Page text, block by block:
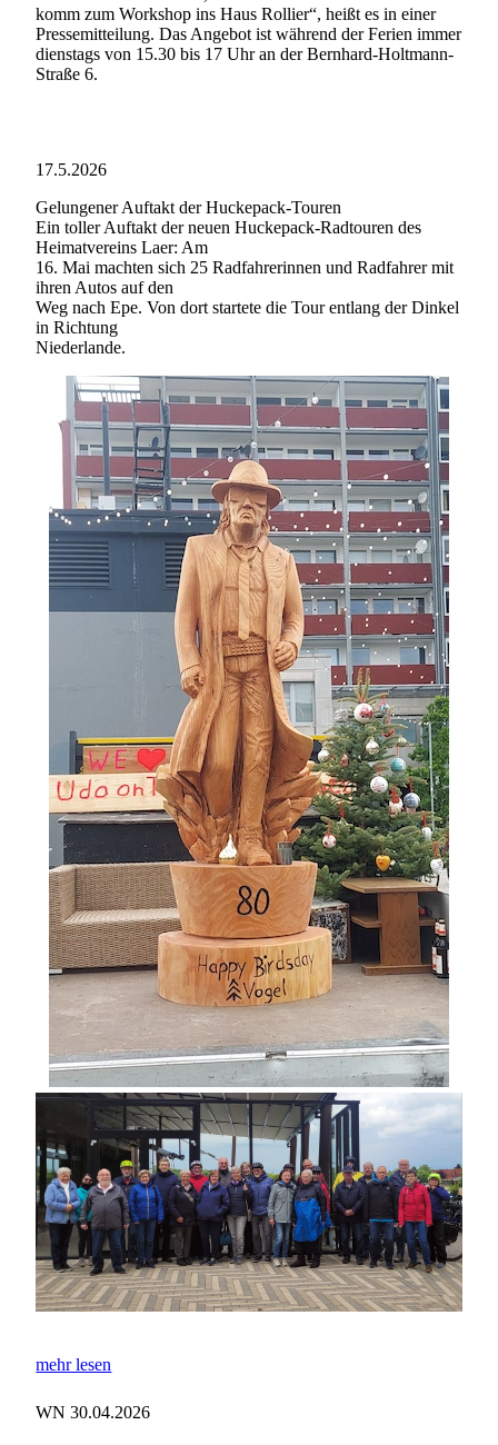
komm zum Workshop ins Haus Rollier“, heißt es in einer
Pressemitteilung. Das Angebot ist während der Ferien immer
dienstags von 15.30 bis 17 Uhr an der Bernhard-Holtmann-
Straße 6.
17.5.2026
Gelungener Auftakt der Huckepack-Touren
Ein toller Auftakt der neuen Huckepack-Radtouren des
Heimatvereins Laer: Am
16. Mai machten sich 25 Radfahrerinnen und Radfahrer mit
ihren Autos auf den
Weg nach Epe. Von dort startete die Tour entlang der Dinkel
in Richtung
Niederlande.
mehr lesen
WN 30.04.2026